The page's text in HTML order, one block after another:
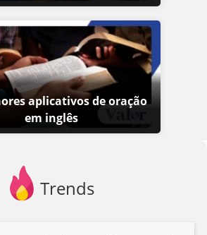
aplicativos de oração
em inglês
Trends